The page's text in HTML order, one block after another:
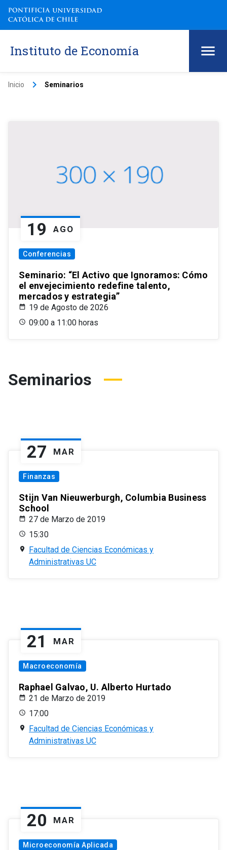
Instituto de Economía
Inicio keyboard_arrow_right Seminarios
19 AGO
Conferencias
Seminario: “El Activo que Ignoramos: Cómo
el envejecimiento redefine talento,
mercados y estrategia”
19 de Agosto de 2026
09:00 a 11:00 horas
Seminarios
27 MAR
Finanzas
Stijn Van Nieuwerburgh, Columbia Business
School
27 de Marzo de 2019
15:30
Facultad de Ciencias Económicas y
Administrativas UC
21 MAR
Macroeconomía
Raphael Galvao, U. Alberto Hurtado
21 de Marzo de 2019
17:00
Facultad de Ciencias Económicas y
Administrativas UC
20 MAR
Microeconomía Aplicada